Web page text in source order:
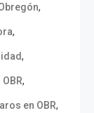
,
,
,
,
en OBR,